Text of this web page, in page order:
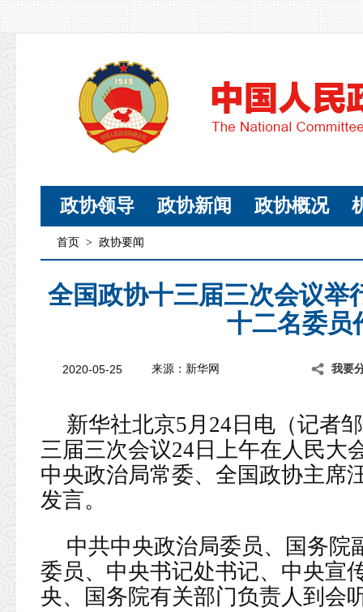
政协领导 政协新闻 政协概况
首页 > 政协要闻
全国政协十三届三次会议举
十二名委员
2020-05-25 来源：新华网 我要
新华社北京5月24日电（记者
三届三次会议24日上午在人民大
中央政治局常委、全国政协主席
发言。
中共中央政治局委员、国务院
委员、中央书记处书记、中央宣
央、国务院有关部门负责人到会